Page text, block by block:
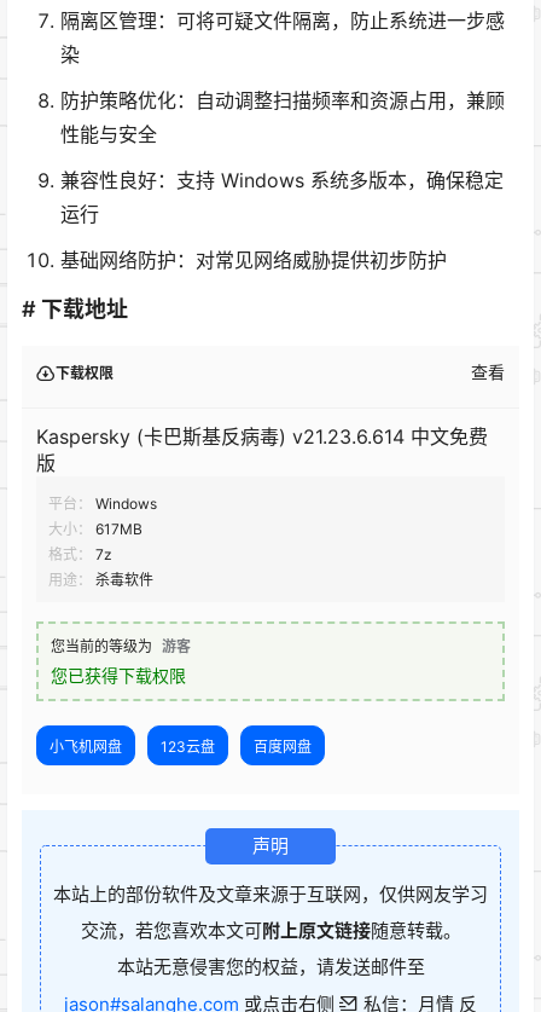
隔离区管理：可将可疑文件隔离，防止系统进一步感
染
防护策略优化：自动调整扫描频率和资源占用，兼顾
性能与安全
兼容性良好：支持 Windows 系统多版本，确保稳定
运行
基础网络防护：对常见网络威胁提供初步防护
# 下载地址
下载权限 查看
Kaspersky (卡巴斯基反病毒) v21.23.6.614 中文免费
版
平台：
Windows
大小：
617MB
格式：
7z
用途：
杀毒软件
您当前的等级为 游客
您已获得下载权限
小飞机网盘 123云盘 百度网盘
声明
本站上的部份软件及文章来源于互联网，仅供网友学习
交流，若您喜欢本文可附上原文链接随意转载。
本站无意侵害您的权益，请发送邮件至
jason#salanghe.com 或点击右侧
私信：月情 反